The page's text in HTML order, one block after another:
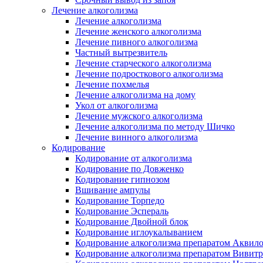
Лечение алкоголизма
Лечение алкоголизма
Лечение женского алкоголизма
Лечение пивного алкоголизма
Частный вытрезвитель
Лечение старческого алкоголизма
Лечение подросткового алкоголизма
Лечение похмелья
Лечение алкоголизма на дому
Укол от алкоголизма
Лечение мужского алкоголизма
Лечение алкоголизма по методу Шичко
Лечение винного алкоголизма
Кодирование
Кодирование от алкоголизма
Кодирование по Довженко
Кодирование гипнозом
Вшивание ампулы
Кодирование Торпедо
Кодирование Эспераль
Кодирование Двойной блок
Кодирование иглоукалыванием
Кодирование алкоголизма препаратом
Кодирование алкоголизма препаратом